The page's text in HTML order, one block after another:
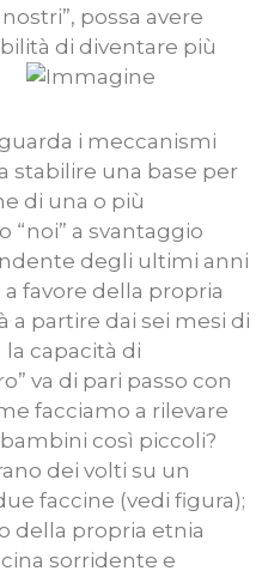
possa avere
di diventare più
i meccanismi
stabilire una base per
di una o più
“noi” a svantaggio
degli ultimi anni
favore della propria
a partire dai sei mesi di
la capacità di
va di pari passo con
facciamo a rilevare
così piccoli?
dei volti su un
faccine (vedi figura);
della propria etnia
sorridente e